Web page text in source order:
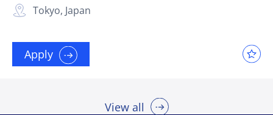
Tokyo, Japan
Apply
View all